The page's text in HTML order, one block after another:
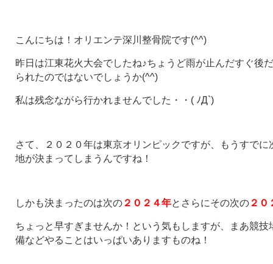
こんにちは！オリエンテ深川整骨院です(^^)
昨日は江東花火大会でしたね♪ちょうど雨が止んだすぐ後
られたのではないでしょうか(^^)
私は残念ながら行かれませんでした・・( ﾉД`)
さて、２０２０年は東京オリンピックですが、もうすでに
地が決まってしまうんですね！
しかも決まったのは次の ２０２４年とさらにその次の ２０
ちょっと早すぎませんか！という気もしますが、まあ競技
備などやることはいっぱいありますものね！